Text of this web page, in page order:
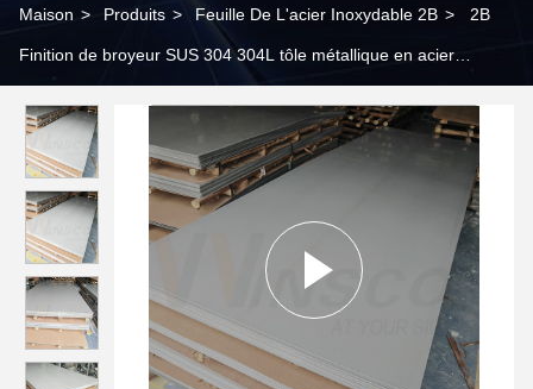
Maison > Produits > Feuille De L'acier Inoxydable 2B > 2B
Finition de broyeur SUS 304 304L tôle métallique en acier